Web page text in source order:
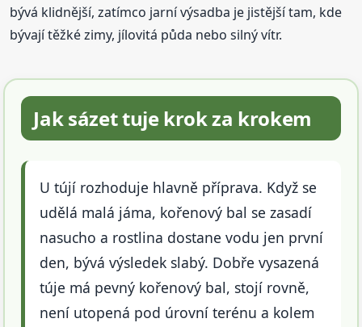
bývá klidnější, zatímco jarní výsadba je jistější tam, kde
bývají těžké zimy, jílovitá půda nebo silný vítr.
Jak sázet tuje krok za krokem
U tújí rozhoduje hlavně příprava. Když se
udělá malá jáma, kořenový bal se zasadí
nasucho a rostlina dostane vodu jen první
den, bývá výsledek slabý. Dobře vysazená
túje má pevný kořenový bal, stojí rovně,
není utopená pod úrovní terénu a kolem